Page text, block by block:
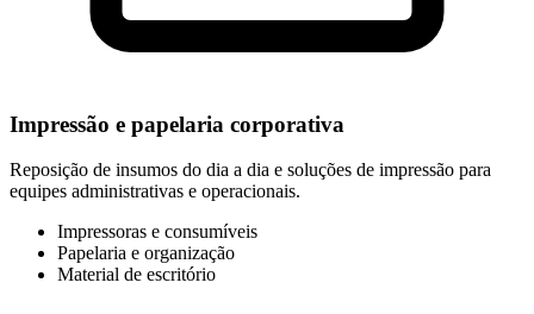
Impressão e papelaria corporativa
Reposição de insumos do dia a dia e soluções de impressão para
equipes administrativas e operacionais.
Impressoras e consumíveis
Papelaria e organização
Material de escritório